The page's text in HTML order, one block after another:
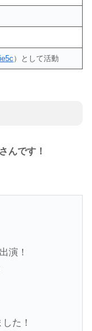
）として活動
んです！
演！
た！